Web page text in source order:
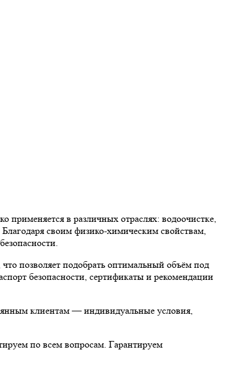
в различных отраслях: водоочистке,
своим физико-химическим свойствам,
подобрать оптимальный объём под
безопасности, сертификаты и рекомендации
клиентам — индивидуальные условия,
по всем вопросам. Гарантируем